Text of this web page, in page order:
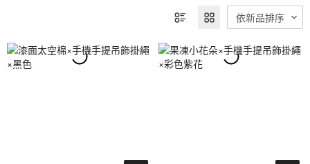
依新品排序